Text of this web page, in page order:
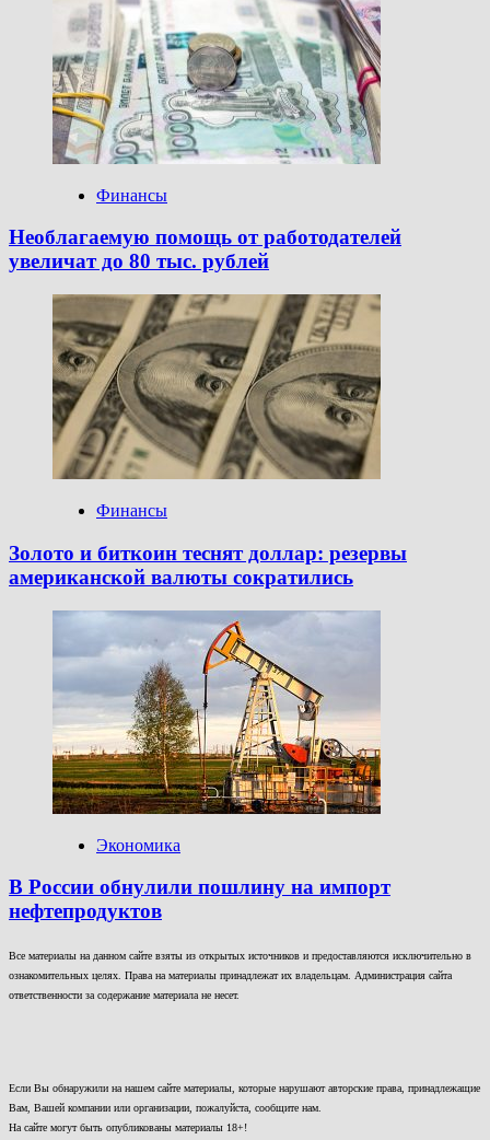
Финансы
Необлагаемую помощь от работодателей
увеличат до 80 тыс. рублей
Финансы
Золото и биткоин теснят доллар: резервы
американской валюты сократились
Экономика
В России обнулили пошлину на импорт
нефтепродуктов
Все материалы на данном сайте взяты из открытых источников и предоставляются исключительно в
ознакомительных целях. Права на материалы принадлежат их владельцам. Администрация сайта
ответственности за содержание материала не несет.
Если Вы обнаружили на нашем сайте материалы, которые нарушают авторские права, принадлежащие
Вам, Вашей компании или организации, пожалуйста, сообщите нам.
На сайте могут быть опубликованы материалы 18+!